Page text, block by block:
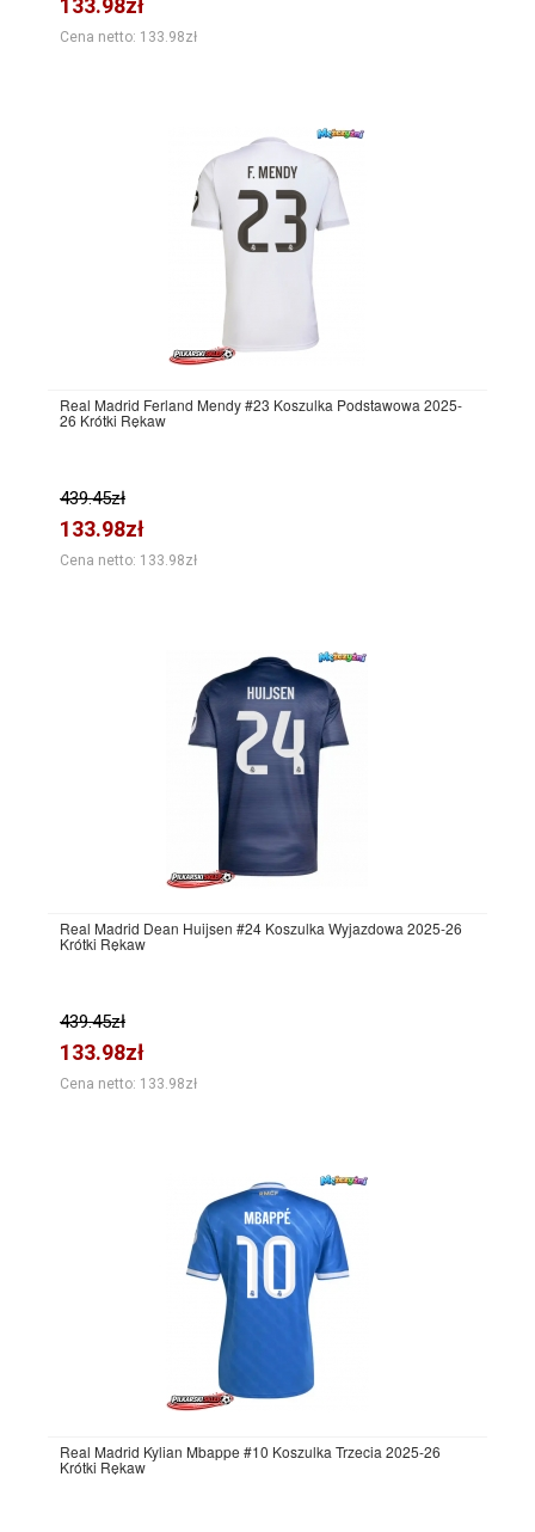
133.98zł
Cena netto: 133.98zł
Real Madrid Ferland Mendy #23 Koszulka Podstawowa 2025-
26 Krótki Rękaw
439.45zł
133.98zł
Cena netto: 133.98zł
Real Madrid Dean Huijsen #24 Koszulka Wyjazdowa 2025-26
Krótki Rękaw
439.45zł
133.98zł
Cena netto: 133.98zł
Real Madrid Kylian Mbappe #10 Koszulka Trzecia 2025-26
Krótki Rękaw